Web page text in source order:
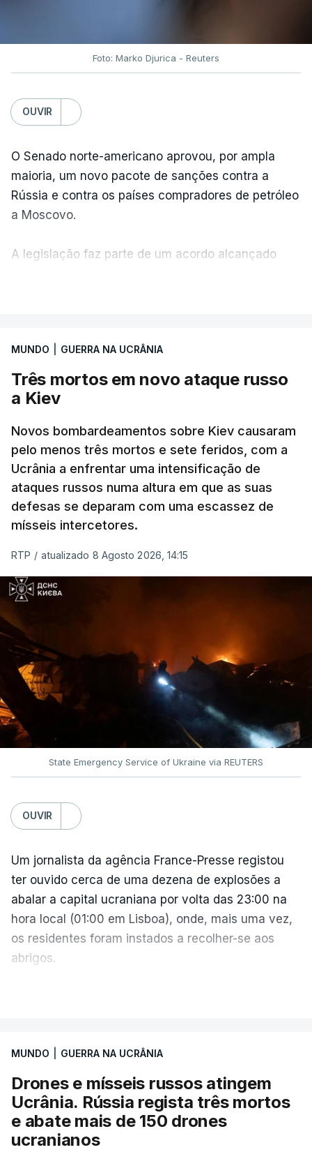
Foto: Marko Djurica - Reuters
OUVIR
O Senado norte-americano aprovou, por ampla
maioria, um novo pacote de sanções contra a
Rússia e contra os países compradores de petróleo
a Moscovo.
A legislação faz parte de um acordo alcançado
Vladimir Putin e aos principais comandantes
militares e ainda a aplicação de tarifas até 500%
sobre as exportações russas.
ERROR ON HTML5 MEDIA ELEMENT
ESTE CONTEÚDO ESTÁ NESTE
MOMENTO INDISPONÍVEL
Donald Trump imponha taxas até 100% aos cinco
principais importadores russos de petróleo e gás.
O documento segue agora para a Câmara dos
Representantes, mas não se espera uma votação
antes de setembro.
O presidente ucraniano agradeceu aos Estados
esperar que esta seja uma resposta que leve o
insana contra o povo e independência ucraniana".
Zelensky diz que a pressão americana é vital,
sobretudo quando Vladimir Putin continua a
apostar em mísseis balísticos para atacar território
ucraniano.
sanções.
Ursula von der Leyen escreveu na rede social X
que, "com sanções contundentes e
complementares, a Europa e os Estados Unidos
podem, mais uma vez, mostrar o que parceiros
MUNDO GUERRA NA UCRÂNIA
Três mortos em novo ataque russo
a Kiev
Novos bombardeamentos sobre Kiev causaram
pelo menos três mortos e sete feridos, com a
Ucrânia a enfrentar uma intensificação de
ataques russos numa altura em que as suas
defesas se deparam com uma escassez de
mísseis intercetores.
RTP / atualizado 8 Agosto 2026, 14:15
State Emergency Service of Ukraine via REUTERS
OUVIR
Um jornalista da agência France-Presse registou
ter ouvido cerca de uma dezena de explosões a
abalar a capital ucraniana por volta das 23:00 na
hora local (01:00 em Lisboa), onde, mais uma vez,
os residentes foram instados a recolher-se aos
abrigos.
Na periferia nordeste de Kiev, os ataques russos
causaram três mortos, incluindo uma criança de 4
anos, bem como três feridos, na aldeia de
Pukhivka, segundo os serviços de resgate, sem
especificar se os ataques foram realizados com
MUNDO GUERRA NA UCRÂNIA
Drones e mísseis russos atingem
Ucrânia. Rússia regista três mortos
e abate mais de 150 drones
ucranianos